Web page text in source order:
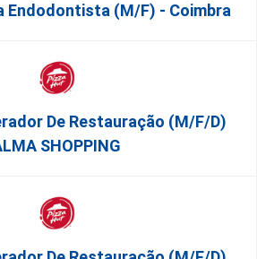
Endodontista (M/F) - Coimbra
De Restauração (m/f/d)
SHOPPING